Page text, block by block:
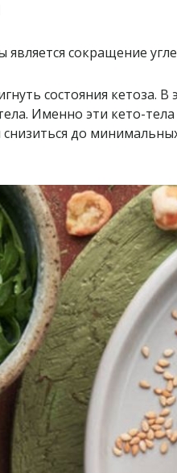
сокращение
состояния кетоза.
Именно эти кето-
до